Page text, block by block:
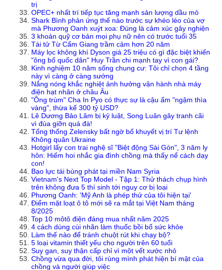
trị
OPEC+ nhất trí tiếp tục tăng mạnh sản lượng dầu mỏ
Shark Bình phản ứng thế nào trước sự khéo léo của vợ
mà Phương Oanh xuýt xoa: Đúng là cảm xúc gây nghiện
3 khoản quỹ cơ bản mọi phụ nữ nên có trước tuổi 35
Tài tử Từ Cẩm Giang trầm cảm hơn 20 năm
Máy lọc không khí Dyson giá 25 triệu có gì đặc biệt khiến
"ông bố quốc dân" Huy Trần chi mạnh tay vì con gái?
Kinh nghiệm 10 năm sống chung cư: Tôi chỉ chọn 4 tầng
này vì càng ở càng sướng
Nắng nóng khắc nghiệt ảnh hưởng vận hành nhà máy
điện hạt nhân ở châu Âu
"Ông trùm" Cha In Pyo có thực sự là cậu ấm "ngậm thìa
vàng", thừa kế 300 tỷ USD?
Lê Dương Bảo Lâm bị kỷ luật, Song Luân gây tranh cãi
vì đùa giỡn quá đà!
Tổng thống Zelensky bất ngờ bổ khuyết vị trí Tư lệnh
Không quân Ukraine
Hotgirl lấy con trai nghệ sĩ "Biệt động Sài Gòn", 3 năm ly
hôn: Hiếm hoi nhắc gia đình chồng mà thấy nể cách dạy
con!
Bạo lực tái bùng phát tại miền Nam Syria
Vietnam's Next Top Model - Tập 1: Thử thách chụp hình
trên không đưa 5 thí sinh tới nguy cơ bị loại
Phương Oanh: 'Mỹ Anh là phép thử của tôi hiện tại'
Điểm mặt loạt ô tô mới sẽ ra mắt tại Việt Nam tháng
8/2025
Top 10 môtô điện đáng mua nhất năm 2025
4 cách dùng cùi nhãn làm thuốc bồi bổ sức khỏe
Làm thế nào để tránh chuột rút khi chạy bộ?
5 loại vitamin thiết yếu cho người trên 60 tuổi
Suy gan, suy thận cấp chỉ vì một vết xước nhỏ
Chồng vừa qua đời, tôi rùng mình phát hiện bí mật của
chồng và người giúp việc